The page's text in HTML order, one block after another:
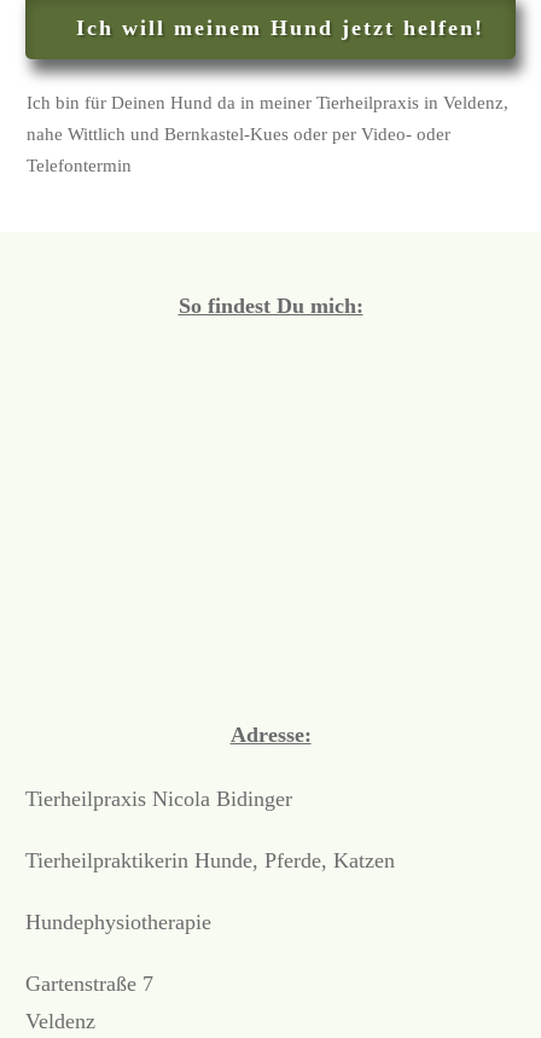
Ich will meinem Hund jetzt helfen!
Ich bin für Deinen Hund da in meiner Tierheilpraxis in Veldenz,
nahe Wittlich und Bernkastel-Kues oder per Video- oder
Telefontermin
So findest Du mich:
Adresse:
Tierheilpraxis Nicola Bidinger
Tierheilpraktikerin Hunde, Pferde, Katzen
Hundephysiotherapie
Gartenstraße 7
Veldenz